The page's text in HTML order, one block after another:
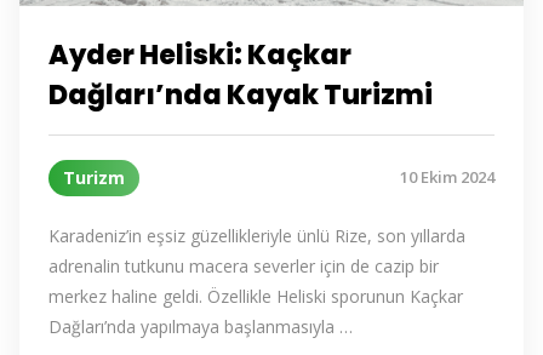
Ayder Heliski: Kaçkar
Dağları’nda Kayak Turizmi
Turizm 10 Ekim 2024
Karadeniz’in eşsiz güzellikleriyle ünlü Rize, son yıllarda
adrenalin tutkunu macera severler için de cazip bir
merkez haline geldi. Özellikle Heliski sporunun Kaçkar
Dağları’nda yapılmaya başlanmasıyla …